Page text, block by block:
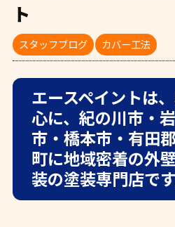
ト
スタッフブログ カバー工法
エースペイントは
心に、紀の川市・
市・橋本市・有田
町に地域密着の外
装の塗装専門店です